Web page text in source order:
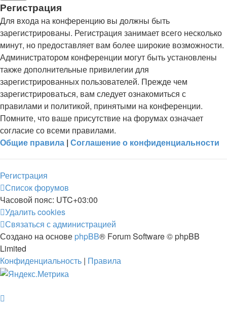
Регистрация
Для входа на конференцию вы должны быть
зарегистрированы. Регистрация занимает всего несколько
минут, но предоставляет вам более широкие возможности.
Администратором конференции могут быть установлены
также дополнительные привилегии для
зарегистрированных пользователей. Прежде чем
зарегистрироваться, вам следует ознакомиться с
правилами и политикой, принятыми на конференции.
Помните, что ваше присутствие на форумах означает
согласие со всеми правилами.
Общие правила | Соглашение о конфиденциальности
Регистрация
Список форумов
Часовой пояс: UTC+03:00
Удалить cookies
Связаться с администрацией
Создано на основе phpBB® Forum Software © phpBB
Limited
Конфиденциальность | Правила